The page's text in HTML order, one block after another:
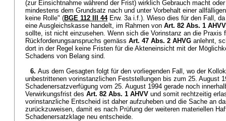
(zur Einsichtnahme während der Frist) wirklich Gebrauch macht
mindestens dem Grundsatz nach und unter Vorbehalt einer
keine Rolle" (BGE 112 III 44Erw. 3a i.f.). Wieso dies für den Fall,
eine Ausgleichskasse handelt, im Rahmen von Art. 82 Abs. 1 AHVV
sollte, ist nicht einzusehen. Wenn sich die Vorinstanz an die Praxis
Rückforderungsanspruchs gemäss Art. 47 Abs. 2 AHVG anlehnt,
dort in der Regel keine Fristen für die Akteneinsicht mit der
Schadens von Belang sind.
6. Aus dem Gesagten folgt für den vorliegenden Fall, wo der
unbestrittenen vorinstanzlichen Feststellungen bis zum 25. August
Schadenersatzverfügung vom 25. August 1994 gerade noch
Verwirkungsfrist des Art. 82 Abs. 1 AHVV und somit rechtzeitig
vorinstanzliche Entscheid ist daher aufzuheben und die Sache an
zurückzuweisen, damit es nach Prüfung der weiteren materiellen
Schadenersatzklage neu entscheide.